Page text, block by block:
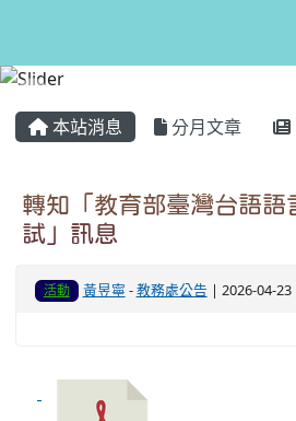
本站消息 分月文章
轉知「教育部臺灣台語語
試」訊息
活動 黃昱寧 -教務處公告 | 2026-04-